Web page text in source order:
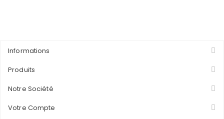
Informations
Produits
Notre Société
Votre Compte